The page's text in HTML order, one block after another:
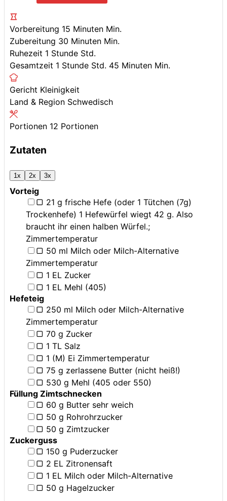
Vorbereitung 15 Minuten Min.
Zubereitung 30 Minuten Min.
Ruhezeit 1 Stunde Std.
Gesamtzeit 1 Stunde Std. 45 Minuten Min.
Gericht Kleinigkeit
Land & Region Schwedisch
Portionen 12 Portionen
Zutaten
1x 2x 3x
Vorteig
▢ 21 g frische Hefe (oder 1 Tütchen (7g)
Trockenhefe) 1 Hefewürfel wiegt 42 g. Also
braucht ihr einen halben Würfel.;
Zimmertemperatur
▢ 50 ml Milch oder Milch-Alternative
Zimmertemperatur
▢ 1 EL Zucker
▢ 1 EL Mehl (405)
Hefeteig
▢ 250 ml Milch oder Milch-Alternative
Zimmertemperatur
▢ 70 g Zucker
▢ 1 TL Salz
▢ 1 (M) Ei Zimmertemperatur
▢ 75 g zerlassene Butter (nicht heiß!)
▢ 530 g Mehl (405 oder 550)
Füllung Zimtschnecken
▢ 60 g Butter sehr weich
▢ 50 g Rohrohrzucker
▢ 50 g Zimtzucker
Zuckerguss
▢ 150 g Puderzucker
▢ 2 EL Zitronensaft
▢ 1 EL Milch oder Milch-Alternative
▢ 50 g Hagelzucker